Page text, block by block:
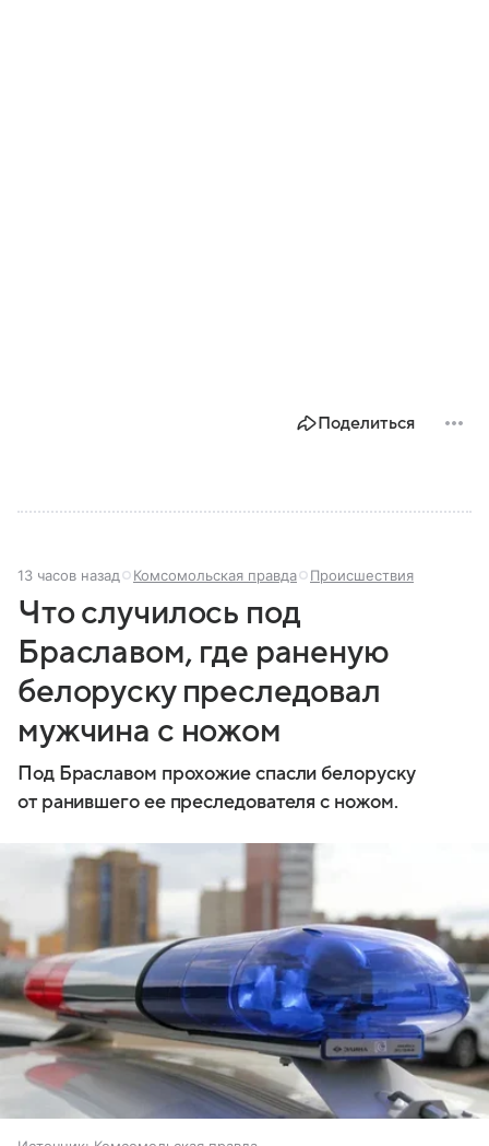
Поделиться
13 часов назад Комсомольская правда Происшествия
Что случилось под
Браславом, где раненую
белоруску преследовал
мужчина с ножом
Под Браславом прохожие спасли белоруску
от ранившего ее преследователя с ножом.